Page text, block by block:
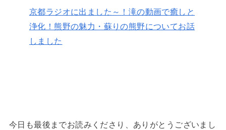
京都ラジオに出ました～！滝の動画で癒しと
浄化！熊野の魅力・蘇りの熊野についてお話
しました
今日も最後までお読みくださり、ありがとうございまし